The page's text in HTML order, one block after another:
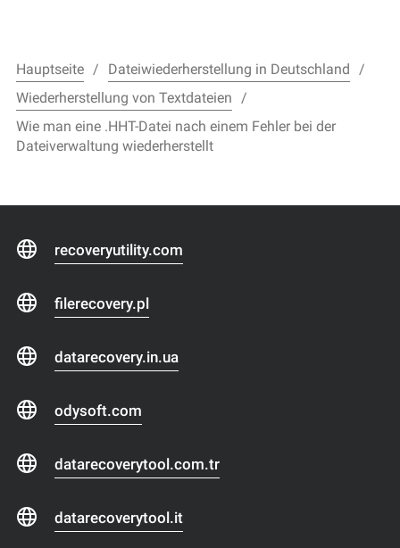
Hauptseite
Dateiwiederherstellung in Deutschland
Wiederherstellung von Textdateien
Wie man eine .HHT-Datei nach einem Fehler bei der
Dateiverwaltung wiederherstellt
recoveryutility.com
filerecovery.pl
datarecovery.in.ua
odysoft.com
datarecoverytool.com.tr
datarecoverytool.it